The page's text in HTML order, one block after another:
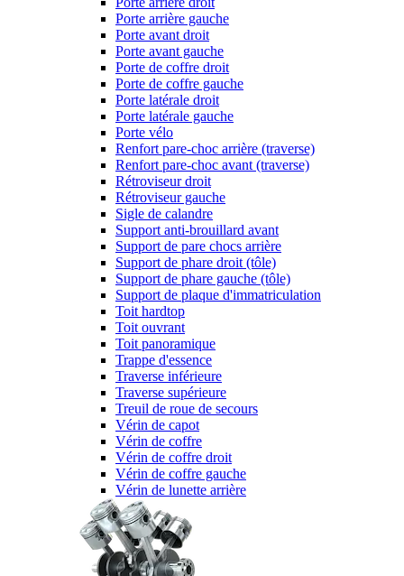
Porte arrière gauche
Porte avant droit
Porte avant gauche
Porte de coffre droit
Porte de coffre gauche
Porte latérale droit
Porte latérale gauche
Porte vélo
Renfort pare-choc arrière (traverse)
Renfort pare-choc avant (traverse)
Rétroviseur droit
Rétroviseur gauche
Sigle de calandre
Support anti-brouillard avant
Support de pare chocs arrière
Support de phare droit (tôle)
Support de phare gauche (tôle)
Support de plaque d'immatriculation
Toit hardtop
Toit ouvrant
Toit panoramique
Trappe d'essence
Traverse inférieure
Traverse supérieure
Treuil de roue de secours
Vérin de capot
Vérin de coffre
Vérin de coffre droit
Vérin de coffre gauche
Vérin de lunette arrière